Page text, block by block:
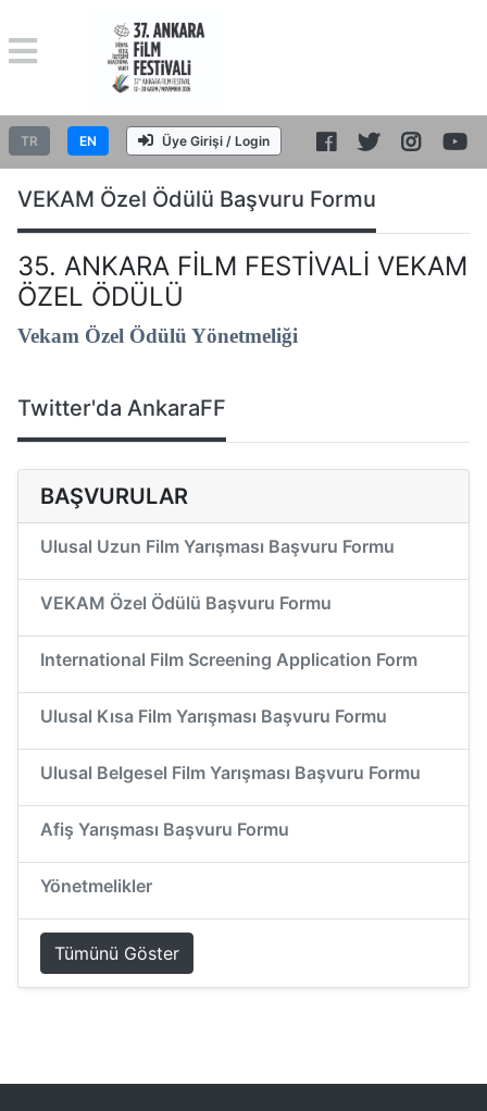
TR EN Üye Girişi / Login
VEKAM Özel Ödülü Başvuru Formu
35. ANKARA FİLM FESTİVALİ VEKAM
ÖZEL ÖDÜLÜ
Vekam Özel Ödülü Yönetmeliği
Twitter'da AnkaraFF
BAŞVURULAR
Ulusal Uzun Film Yarışması Başvuru Formu
VEKAM Özel Ödülü Başvuru Formu
International Film Screening Application Form
Ulusal Kısa Film Yarışması Başvuru Formu
Ulusal Belgesel Film Yarışması Başvuru Formu
Afiş Yarışması Başvuru Formu
Yönetmelikler
Tümünü Göster